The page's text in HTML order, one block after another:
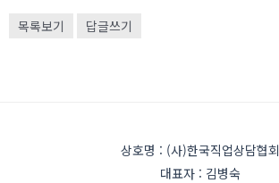
목록보기 답글쓰기
상호명 : (사)한국직업상담협회
대표자 : 김병숙